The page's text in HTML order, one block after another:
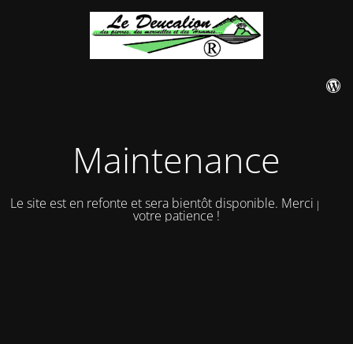
Maintenance
Le site est en refonte et sera bientôt disponible. Merci pour
votre patience !